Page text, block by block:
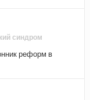
синдром
реформ в